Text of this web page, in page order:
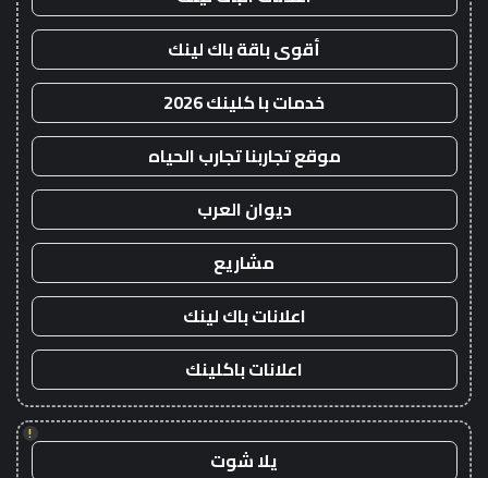
أقوى باقة باك لينك
خدمات با كلينك 2026
موقع تجاربنا تجارب الحياه
ديوان العرب
مشاريع
اعلانات باك لينك
اعلانات باكلينك
!
يلا شوت